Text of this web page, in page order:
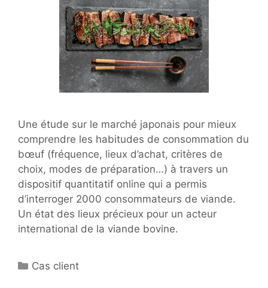
Une étude sur le marché japonais pour mieux
comprendre les habitudes de consommation du
bœuf (fréquence, lieux d’achat, critères de
choix, modes de préparation…) à travers un
dispositif quantitatif online qui a permis
d’interroger 2000 consommateurs de viande.
Un état des lieux précieux pour un acteur
international de la viande bovine.
Catégories
Cas client